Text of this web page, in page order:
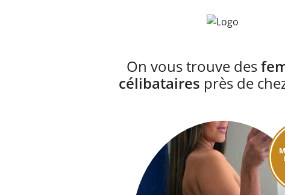
On vous trouve des
célibataires près de